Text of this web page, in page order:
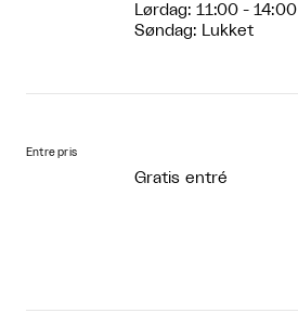
Lørdag: 11:00 - 14:00
Søndag: Lukket
Entre pris
Gratis entré